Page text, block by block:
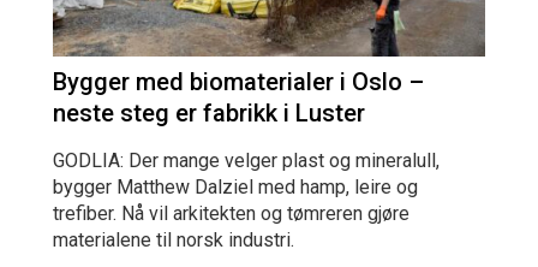
Bygger med biomaterialer i Oslo –
neste steg er fabrikk i Luster
GODLIA: Der mange velger plast og mineralull,
bygger Matthew Dalziel med hamp, leire og
trefiber. Nå vil arkitekten og tømreren gjøre
materialene til norsk industri.